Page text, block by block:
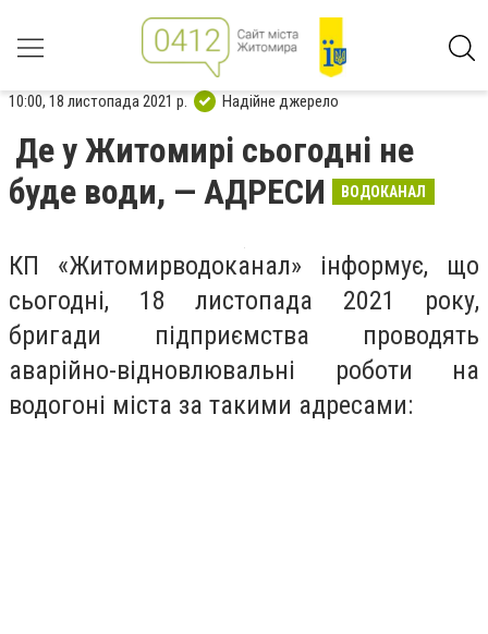
10:00, 18 листопада 2021 р. Надійне джерело
Де у Житомирі сьогодні не
буде води, — АДРЕСИ
ВОДОКАНАЛ
КП «Житомирводоканал» інформує, що
сьогодні, 18 листопада 2021 року,
бригади підприємства проводять
аварійно-відновлювальні роботи на
водогоні міста за такими адресами: